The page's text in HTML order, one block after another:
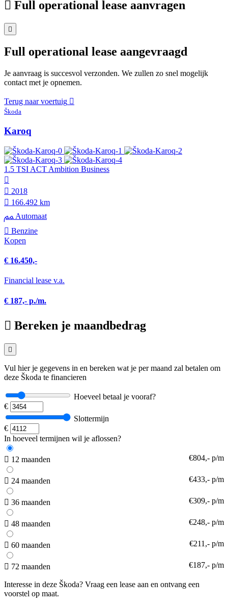
Full operational lease aanvragen
Full operational lease aangevraagd
Je aanvraag is succesvol verzonden. We zullen zo snel mogelijk
contact met je opnemen.
Terug naar voertuig
Škoda
Karoq
1.5 TSI ACT Ambition Business
2018
166.492 km
Automaat
Benzine
Kopen
€ 16.450,-
Financial lease v.a.
€ 187,- p./m.
Bereken je maandbedrag
Vul hier je gegevens in en bereken wat je per maand zal betalen om
deze Škoda te financieren
Hoeveel betaal je vooraf?
€
Slottermijn
€
In hoeveel termijnen wil je aflossen?
12 maanden €804,- p/m
24 maanden €433,- p/m
36 maanden €309,- p/m
48 maanden €248,- p/m
60 maanden €211,- p/m
72 maanden €187,- p/m
Interesse in deze Škoda? Vraag een lease aan en ontvang een
voorstel op maat.